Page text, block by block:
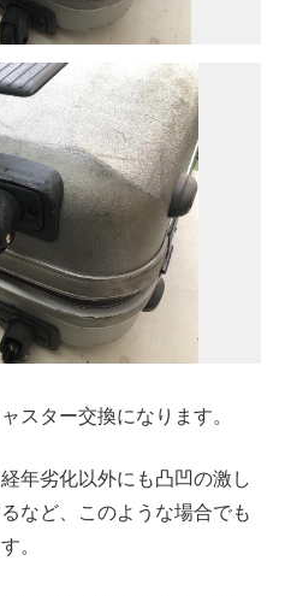
スター交換になります。
年劣化以外にも凸凹の激し
など、このような場合でも
。